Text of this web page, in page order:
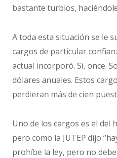
bastante turbios,
A toda esta situación se le
cargos de particular
actual incorporó. Si, once.
dólares anuales. Estos
perdieran más de cien
Uno de los cargos es el del
pero como la JUTEP dijo
prohíbe la ley, pero no